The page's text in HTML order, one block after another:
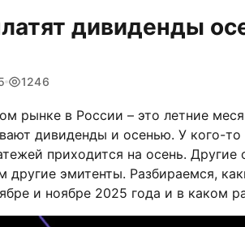
дивиденды
1246
рынке в России – это летние
дивиденды и осенью. У кого-то
приходится на осень. Другие
эмитенты. Разбираемся,
и ноябре 2025 года и в каком